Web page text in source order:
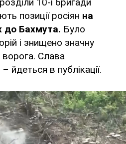
10-ї бригади
позиції росіян на
до Бахмута. Було
і знищено значну
ворога. Слава
йдеться в публікації.